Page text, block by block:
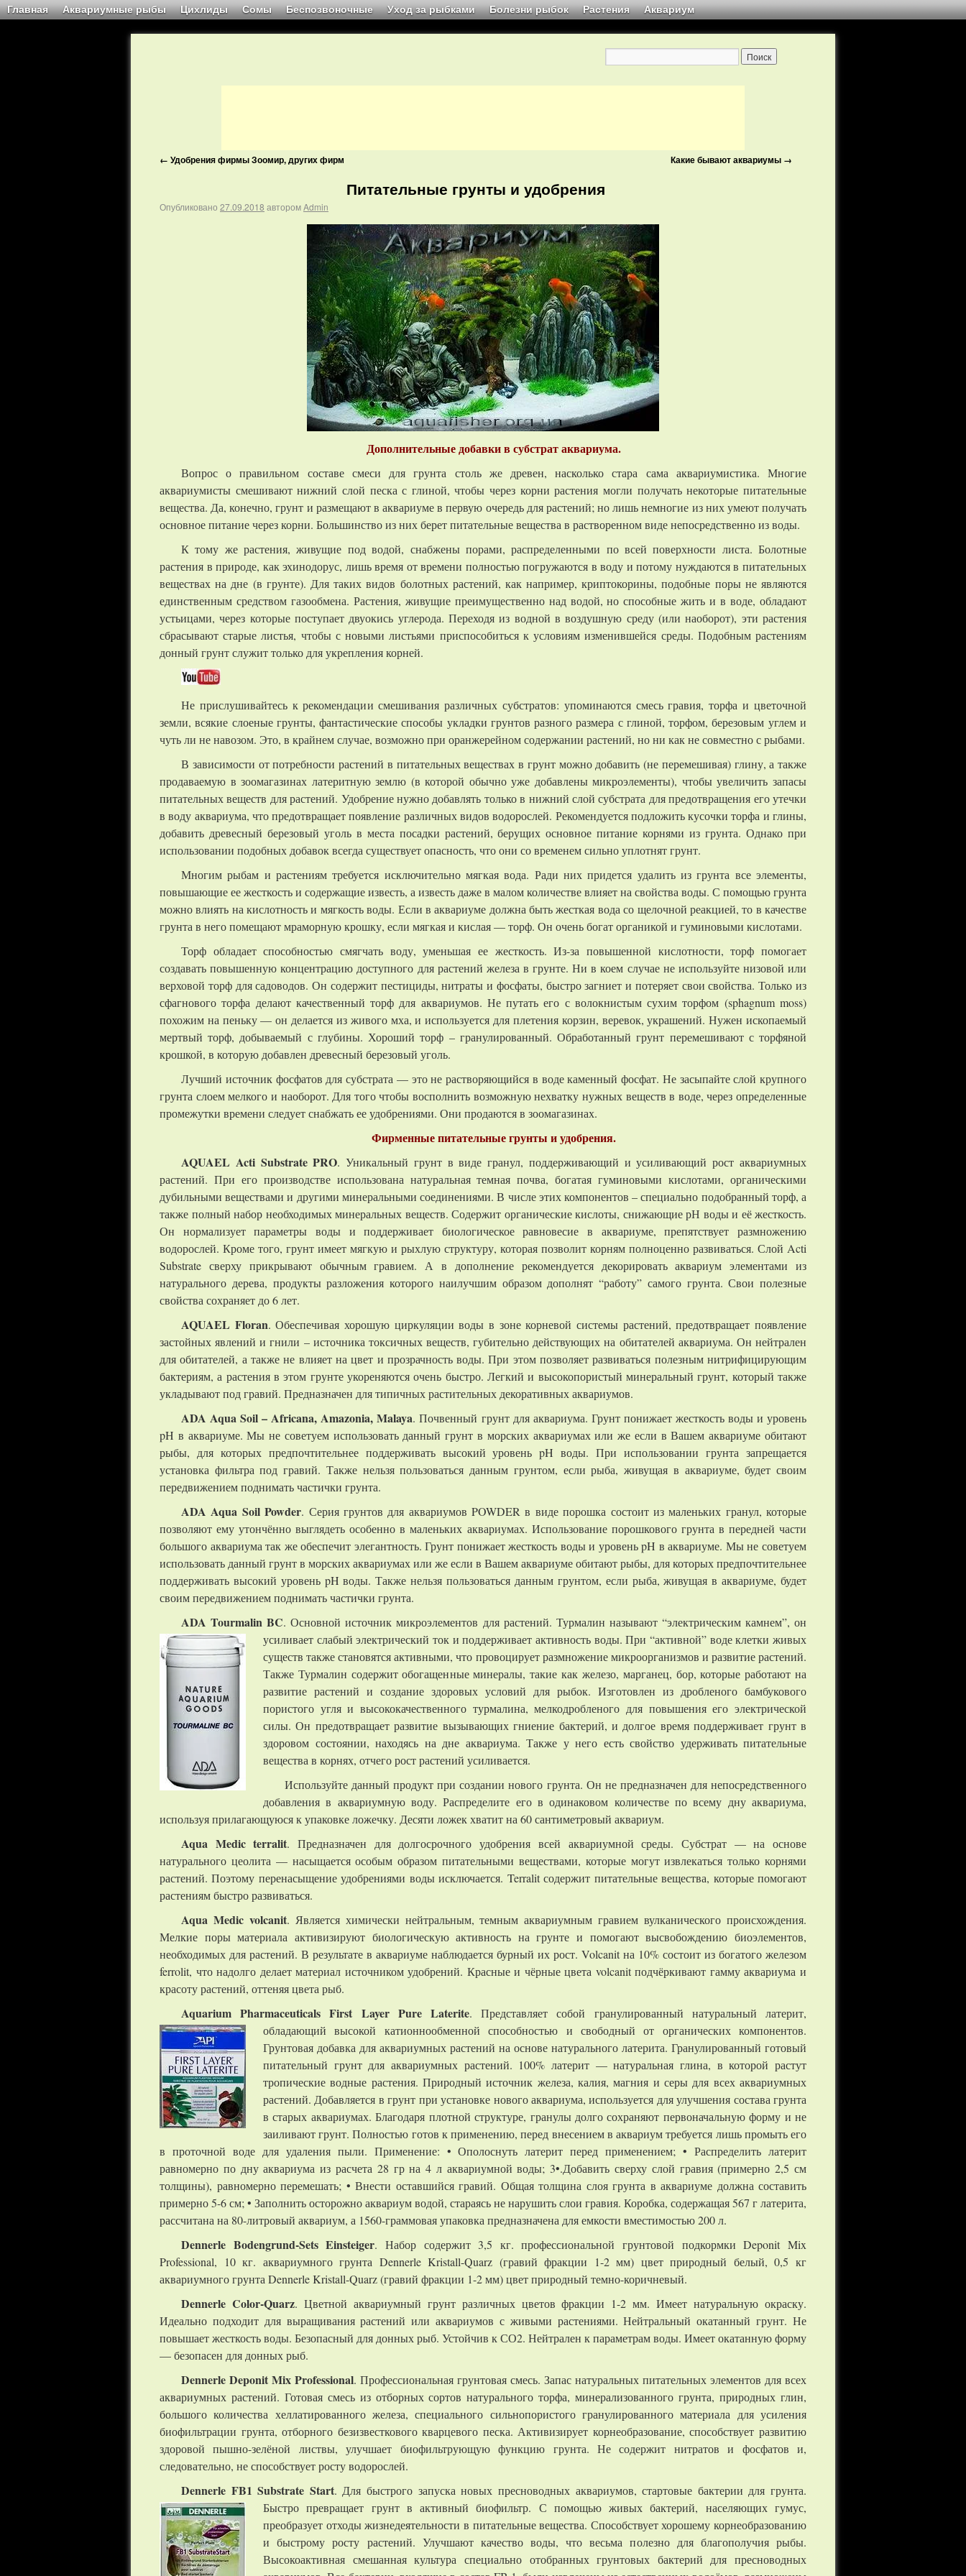
Главная Аквариумные рыбы Цихлиды Сомы Беспозвоночные Уход за рыбками Болезни рыбок Растения Аквариум
← Удобрения фирмы Зоомир, других фирм Какие бывают аквариумы →
Питательные грунты и удобрения
Опубликовано 27.09.2018 авторомAdmin
Дополнительные добавки в субстрат аквариума.
Вопрос о правильном составе смеси для грунта столь же древен, насколько стара сама аквариумистика. Многие
аквариумисты смешивают нижний слой песка с глиной, чтобы через корни растения могли получать некоторые питательные
вещества. Да, конечно, грунт и размещают в аквариуме в первую очередь для растений; но лишь немногие из них умеют получать
основное питание через корни. Большинство из них берет питательные вещества в растворенном виде непосредственно из воды.
К тому же растения, живущие под водой, снабжены порами, распределенными по всей поверхности листа. Болотные
растения в природе, как эхинодорус, лишь время от времени полностью погружаются в воду и потому нуждаются в питательных
веществах на дне (в грунте). Для таких видов болотных растений, как например, криптокорины, подобные поры не являются
единственным средством газообмена. Растения, живущие преимущественно над водой, но способные жить и в воде, обладают
устьицами, через которые поступает двуокись углерода. Переходя из водной в воздушную среду (или наоборот), эти растения
сбрасывают старые листья, чтобы с новыми листьями приспособиться к условиям изменившейся среды. Подобным растениям
донный грунт служит только для укрепления корней.
Не прислушивайтесь к рекомендации смешивания различных субстратов: упоминаются смесь гравия, торфа и цветочной
земли, всякие слоеные грунты, фантастические способы укладки грунтов разного размера с глиной, торфом, березовым углем и
чуть ли не навозом. Это, в крайнем случае, возможно при оранжерейном содержании растений, но ни как не совместно с рыбами.
В зависимости от потребности растений в питательных веществах в грунт можно добавить (не перемешивая) глину, а также
продаваемую в зоомагазинах латеритную землю (в которой обычно уже добавлены микроэлементы), чтобы увеличить запасы
питательных веществ для растений. Удобрение нужно добавлять только в нижний слой субстрата для предотвращения его утечки
в воду аквариума, что предотвращает появление различных видов водорослей. Рекомендуется подложить кусочки торфа и глины,
добавить древесный березовый уголь в места посадки растений, берущих основное питание корнями из грунта. Однако при
использовании подобных добавок всегда существует опасность, что они со временем сильно уплотнят грунт.
Многим рыбам и растениям требуется исключительно мягкая вода. Ради них придется удалить из грунта все элементы,
повышающие ее жесткость и содержащие известь, а известь даже в малом количестве влияет на свойства воды. С помощью грунта
можно влиять на кислотность и мягкость воды. Если в аквариуме должна быть жесткая вода со щелочной реакцией, то в качестве
грунта в него помещают мраморную крошку, если мягкая и кислая — торф. Он очень богат органикой и гуминовыми кислотами.
Торф обладает способностью смягчать воду, уменьшая ее жесткость. Из-за повышенной кислотности, торф помогает
создавать повышенную концентрацию доступного для растений железа в грунте. Ни в коем случае не используйте низовой или
верховой торф для садоводов. Он содержит пестициды, нитраты и фосфаты, быстро загниет и потеряет свои свойства. Только из
сфагнового торфа делают качественный торф для аквариумов. Не путать его с волокнистым сухим торфом (sphagnum moss)
похожим на пеньку — он делается из живого мха, и используется для плетения корзин, веревок, украшений. Нужен ископаемый
мертвый торф, добываемый с глубины. Хороший торф – гранулированный. Обработанный грунт перемешивают с торфяной
крошкой, в которую добавлен древесный березовый уголь.
Лучший источник фосфатов для субстрата — это не растворяющийся в воде каменный фосфат. Не засыпайте слой крупного
грунта слоем мелкого и наоборот. Для того чтобы восполнить возможную нехватку нужных веществ в воде, через определенные
промежутки времени следует снабжать ее удобрениями. Они продаются в зоомагазинах.
Фирменные питательные грунты и удобрения.
AQUAEL Acti Substrate PRO. Уникальный грунт в виде гранул, поддерживающий и усиливающий рост аквариумных
растений. При его производстве использована натуральная темная почва, богатая гуминовыми кислотами, органическими
дубильными веществами и другими минеральными соединениями. В числе этих компонентов – специально подобранный торф, а
также полный набор необходимых минеральных веществ. Содержит органические кислоты, снижающие рН воды и её жесткость.
Он нормализует параметры воды и поддерживает биологическое равновесие в аквариуме, препятствует размножению
водорослей. Кроме того, грунт имеет мягкую и рыхлую структуру, которая позволит корням полноценно развиваться. Слой Acti
Substrate сверху прикрывают обычным гравием. А в дополнение рекомендуется декорировать аквариум элементами из
натурального дерева, продукты разложения которого наилучшим образом дополнят “работу” самого грунта. Свои полезные
свойства сохраняет до 6 лет.
AQUAEL Floran. Обеспечивая хорошую циркуляции воды в зоне корневой системы растений, предотвращает появление
застойных явлений и гнили – источника токсичных веществ, губительно действующих на обитателей аквариума. Он нейтрален
для обитателей, а также не влияет на цвет и прозрачность воды. При этом позволяет развиваться полезным нитрифицирующим
бактериям, а растения в этом грунте укореняются очень быстро. Легкий и высокопористый минеральный грунт, который также
укладывают под гравий. Предназначен для типичных растительных декоративных аквариумов.
ADA Aqua Soil – Africana, Amazonia, Malaya. Почвенный грунт для аквариума. Грунт понижает жесткость воды и уровень
pH в аквариуме. Мы не советуем использовать данный грунт в морских аквариумах или же если в Вашем аквариуме обитают
рыбы, для которых предпочтительнее поддерживать высокий уровень pH воды. При использовании грунта запрещается
установка фильтра под гравий. Также нельзя пользоваться данным грунтом, если рыба, живущая в аквариуме, будет своим
передвижением поднимать частички грунта.
ADA Aqua Soil Powder. Серия грунтов для аквариумов POWDER в виде порошка состоит из маленьких гранул, которые
позволяют ему утончённо выглядеть особенно в маленьких аквариумах. Использование порошкового грунта в передней части
большого аквариума так же обеспечит элегантность. Грунт понижает жесткость воды и уровень pH в аквариуме. Мы не советуем
использовать данный грунт в морских аквариумах или же если в Вашем аквариуме обитают рыбы, для которых предпочтительнее
поддерживать высокий уровень pH воды. Также нельзя пользоваться данным грунтом, если рыба, живущая в аквариуме, будет
своим передвижением поднимать частички грунта.
ADA Tourmalin BC. Основной источник микроэлементов для растений. Турмалин называют “электрическим камнем”, он
усиливает слабый электрический ток и поддерживает активность воды. При “активной” воде клетки живых
существ также становятся активными, что провоцирует размножение микроорганизмов и развитие растений.
Также Турмалин содержит обогащенные минералы, такие как железо, марганец, бор, которые работают на
развитие растений и создание здоровых условий для рыбок. Изготовлен из дробленого бамбукового
пористого угля и высококачественного турмалина, мелкодробленого для повышения его электрической
силы. Он предотвращает развитие вызывающих гниение бактерий, и долгое время поддерживает грунт в
здоровом состоянии, находясь на дне аквариума. Также у него есть свойство удерживать питательные
вещества в корнях, отчего рост растений усиливается.
Используйте данный продукт при создании нового грунта. Он не предназначен для непосредственного
добавления в аквариумную воду. Распределите его в одинаковом количестве по всему дну аквариума,
используя прилагающуюся к упаковке ложечку. Десяти ложек хватит на 60 сантиметровый аквариум.
Aqua Medic terralit. Предназначен для долгосрочного удобрения всей аквариумной среды. Субстрат — на основе
натурального цеолита — насыщается особым образом питательными веществами, которые могут извлекаться только корнями
растений. Поэтому перенасыщение удобрениями воды исключается. Terralit содержит питательные вещества, которые помогают
растениям быстро развиваться.
Aqua Medic volcanit. Является химически нейтральным, темным аквариумным гравием вулканического происхождения.
Мелкие поры материала активизируют биологическую активность на грунте и помогают высвобождению биоэлементов,
необходимых для растений. В результате в аквариуме наблюдается бурный их рост. Volcanit на 10% состоит из богатого железом
ferrolit, что надолго делает материал источником удобрений. Красные и чёрные цвета volcanit подчёркивают гамму аквариума и
красоту растений, оттеняя цвета рыб.
Aquarium Pharmaceuticals First Layer Pure Laterite. Представляет собой гранулированный натуральный латерит,
обладающий высокой катионнообменнойспособностью и свободный от органических компонентов.
Грунтовая добавка для аквариумных растений на основе натурального латерита. Гранулированный готовый
питательный грунт для аквариумных растений. 100% латерит — натуральная глина, в которой растут
тропические водные растения. Природный источник железа, калия, магния и серы для всех аквариумных
растений. Добавляется в грунт при установке нового аквариума, используется для улучшения состава грунта
в старых аквариумах. Благодаря плотной структуре, гранулы долго сохраняют первоначальную форму и не
заиливают грунт. Полностью готов к применению, перед внесением в аквариум требуется лишь промыть его
в проточной воде для удаления пыли. Применение: • Ополоснуть латерит перед применением; • Распределить латерит
равномерно по дну аквариума из расчета 28 гр на 4 л аквариумной воды; 3•.Добавить сверху слой гравия (примерно 2,5 см
толщины), равномерно перемешать; • Внести оставшийся гравий. Общая толщина слоя грунта в аквариуме должна составить
примерно 5-6 см; • Заполнить осторожно аквариум водой, стараясь не нарушить слои гравия. Коробка, содержащая 567 г латерита,
рассчитана на 80-литровый аквариум, а 1560-граммовая упаковка предназначена для емкости вместимостью 200 л.
Dennerle Bodengrund-Sets Einsteiger. Набор содержит 3,5 кг. профессиональной грунтовой подкормки Deponit Mix
Professional, 10 кг. аквариумного грунта Dennerle Kristall-Quarz (гравий фракции 1-2 мм) цвет природный белый, 0,5 кг
аквариумного грунта Dennerle Kristall-Quarz (гравий фракции 1-2 мм) цвет природный темно-коричневый.
Dennerle Color-Quarz. Цветной аквариумный грунт различных цветов фракции 1-2 мм. Имеет натуральную окраску.
Идеально подходит для выращивания растений или аквариумов с живыми растениями. Нейтральный окатанный грунт. Не
повышает жесткость воды. Безопасный для донных рыб. Устойчив к СО2. Нейтрален к параметрам воды. Имеет окатанную форму
— безопасен для донных рыб.
Dennerle Deponit Mix Professional. Профессиональная грунтовая смесь. Запас натуральных питательных элементов для всех
аквариумных растений. Готовая смесь из отборных сортов натурального торфа, минерализованного грунта, природных глин,
большого количества хеллатированного железа, специального сильнопористого гранулированного материала для усиления
биофильтрации грунта, отборного безизвесткового кварцевого песка. Активизирует корнеобразование, способствует развитию
здоровой пышно-зелёной листвы, улучшает биофильтрующую функцию грунта. Не содержит нитратов и фосфатов и,
следовательно, не способствует росту водорослей.
Dennerle FB1Substrate Start. Для быстрого запуска новых пресноводных аквариумов, стартовые бактерии для грунта.
Быстро превращает грунт в активный биофильтр. С помощьюживых бактерий, населяющих гумус,
преобразует отходы жизнедеятельности в питательные вещества. Способствует хорошему корнеобразованию
и быстрому росту растений. Улучшают качество воды, что весьма полезно для благополучия рыбы.
Высокоактивная смешанная культура специально отобранных грунтовых бактерий для пресноводных